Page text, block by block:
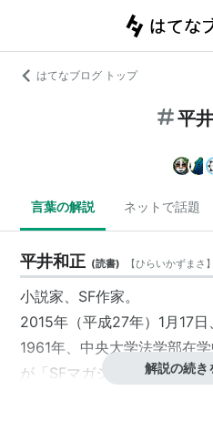
はてなブログ トップ
平
言葉の解説 ネットで話題
平井和正 (読書) 【ひらいかずまさ 】
小説家、SF作家。
2015年（平成27年）1月17日
1961年、中央大学法学部在
が「SFマガジン」第一回コ
解説の続き